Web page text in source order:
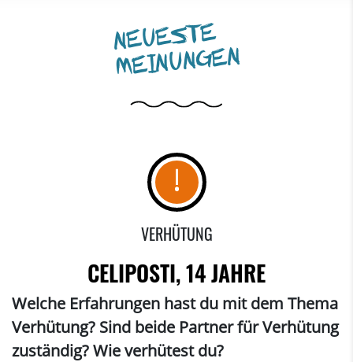
NEUESTE
MEINUNGEN
VERHÜTUNG
CELIPOSTI, 14 JAHRE
Welche Erfahrungen hast du mit dem Thema
Verhütung? Sind beide Partner für Verhütung
zuständig? Wie verhütest du?